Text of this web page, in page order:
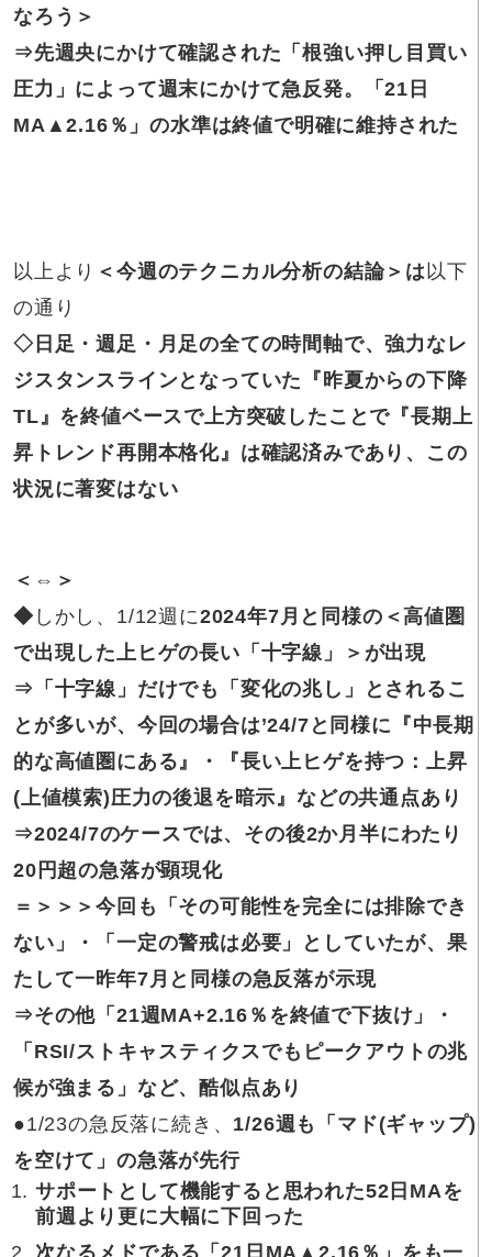
なろう＞
⇒先週央にかけて確認された「根強い押し目買い
圧力」によって週末にかけて急反発。「21日
MA▲2.16％」の水準は終値で明確に維持された
以上より ＜今週のテクニカル分析の結論＞は 以下
の通り
◇日足・週足・月足の全ての時間軸で、強力なレ
ジスタンスラインとなっていた『昨夏からの下降
TL』を終値ベースで上方突破したことで『長期上
昇トレンド再開本格化』は確認済みであり、この
状況に著変はない
＜⇔＞
◆ しかし、1/12週に2024年7月と同様の＜高値圏
で出現した上ヒゲの長い「十字線」＞が出現
⇒「十字線」 だけでも「変化の兆し」とされるこ
とが多いが、今回の場合は’24/7と同様に『中長期
的な高値圏にある』・『長い上ヒゲを持つ：上昇
(上値模索)圧力の後退を暗示』などの共通点あり
⇒2024/7のケースでは、その後2か月半にわたり
20円超の急落が顕現化
＝＞＞＞今回も
「その可能性を完全には排除でき
ない」・「一定の警戒は必要」としていたが、果
たして一昨年7月と同様の急反落が示現
⇒その他 「21週MA+2.16％を終値で下抜け」・
「RSI/ストキャスティクスでもピークアウトの兆
候が強まる」など、酷似点あり
●1/23の急反落に続き、 1/26週も「マド(ギャップ)
を空けて」の急落が先行
サポート として機能すると思われた52日MAを
前週より更に大幅に下回った
次なる メドである「21日MA▲2.16％」をも一